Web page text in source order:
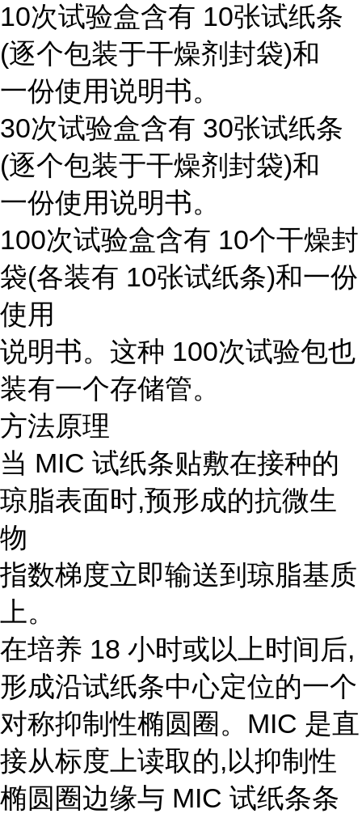
10次试验盒含有 10张试纸条
(逐个包装于干燥剂封袋)和
一份使用说明书。
30次试验盒含有 30张试纸条
(逐个包装于干燥剂封袋)和
一份使用说明书。
100次试验盒含有 10个干燥封
袋(各装有 10张试纸条)和一份
使用
说明书。这种 100次试验包也
装有一个存储管。
方法原理
当 MIC 试纸条贴敷在接种的
琼脂表面时,预形成的抗微生
物
指数梯度立即输送到琼脂基质
上。
在培养 18 小时或以上时间后,
形成沿试纸条中心定位的一个
对称抑制性椭圆圈。MIC 是直
接从标度上读取的,以抑制性
椭圆圈边缘与 MIC 试纸条条